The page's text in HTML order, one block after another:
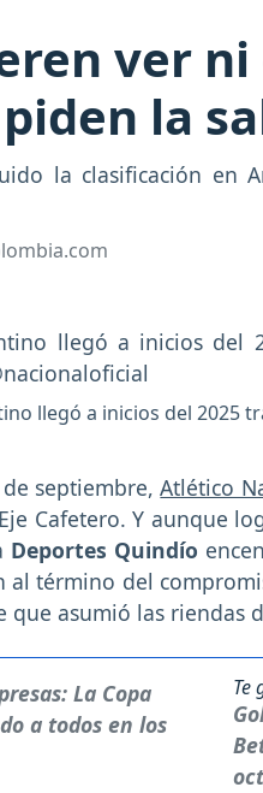
ver
la
la clasificación en
llegó a inicios del 2025
de septiembre,Atlético
Cafetero. Y aunque
Deportes Quindío
al término del
que asumió las riendas
Te